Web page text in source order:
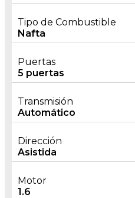
Tipo de Combustible
Nafta
Puertas
5 puertas
Transmisión
Automático
Dirección
Asistida
Motor
1.6